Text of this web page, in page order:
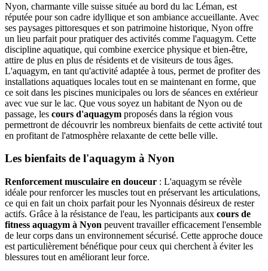
Nyon, charmante ville suisse située au bord du lac Léman, est
réputée pour son cadre idyllique et son ambiance accueillante. Avec
ses paysages pittoresques et son patrimoine historique, Nyon offre
un lieu parfait pour pratiquer des activités comme l'aquagym. Cette
discipline aquatique, qui combine exercice physique et bien-être,
attire de plus en plus de résidents et de visiteurs de tous âges.
L'aquagym, en tant qu'activité adaptée à tous, permet de profiter des
installations aquatiques locales tout en se maintenant en forme, que
ce soit dans les piscines municipales ou lors de séances en extérieur
avec vue sur le lac. Que vous soyez un habitant de Nyon ou de
passage, les cours d'aquagym proposés dans la région vous
permettront de découvrir les nombreux bienfaits de cette activité tout
en profitant de l'atmosphère relaxante de cette belle ville.
Les bienfaits de l'aquagym à Nyon
Renforcement musculaire en douceur : L'aquagym se révèle
idéale pour renforcer les muscles tout en préservant les articulations,
ce qui en fait un choix parfait pour les Nyonnais désireux de rester
actifs. Grâce à la résistance de l'eau, les participants aux cours de
fitness aquagym à Nyon peuvent travailler efficacement l'ensemble
de leur corps dans un environnement sécurisé. Cette approche douce
est particulièrement bénéfique pour ceux qui cherchent à éviter les
blessures tout en améliorant leur force.